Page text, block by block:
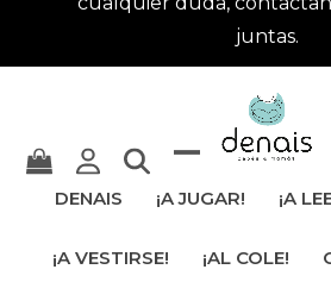
juntas.
ocultar
móvil
DENAIS ¡A JUGAR! ¡A
¡A VESTIRSE! ¡AL COLE!